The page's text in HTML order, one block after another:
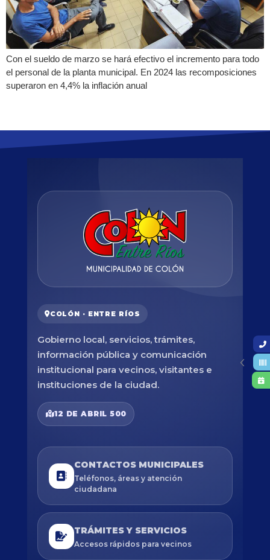
Con el sueldo de marzo se hará efectivo el incremento para todo
el personal de la planta municipal. En 2024 las recomposiciones
superaron en 4,4% la inflación anual
COLÓN · ENTRE RÍOS
Gobierno local, servicios, trámites,
información pública y comunicación
institucional para vecinos, visitantes e
instituciones de la ciudad.
12 DE ABRIL 500
CONTACTOS MUNICIPALES
Teléfonos, áreas y atención
ciudadana
TRÁMITES Y SERVICIOS
Accesos rápidos para vecinos